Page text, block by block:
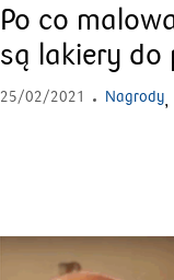
Po co
są lakiery do
25/02/2021 Nagrody,